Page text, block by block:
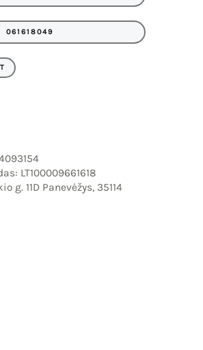
061618049
LT100009661618
g. 11D Panevėžys, 35114